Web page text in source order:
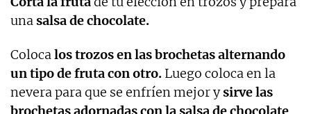
unasalsa de chocolate.
Colocalos trozos en las brochetas alternando
un tipo de fruta con otro. Luego coloca en la
nevera para que se enfríen mejor ysirve las
brochetas adornadas con la salsa de chocolate